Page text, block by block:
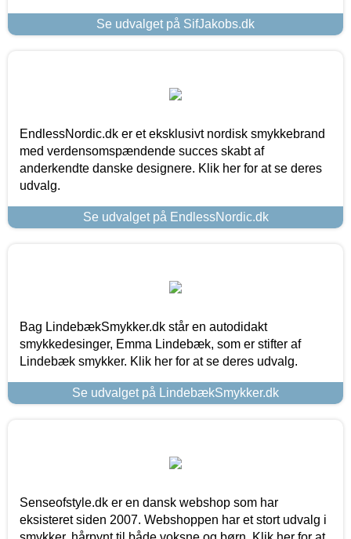
Se udvalget på SifJakobs.dk
EndlessNordic.dk er et eksklusivt nordisk smykkebrand
med verdensomspændende succes skabt af
anderkendte danske designere. Klik her for at se deres
udvalg.
Se udvalget på EndlessNordic.dk
Bag LindebækSmykker.dk står en autodidakt
smykkedesinger, Emma Lindebæk, som er stifter af
Lindebæk smykker. Klik her for at se deres udvalg.
Se udvalget på LindebækSmykker.dk
Senseofstyle.dk er en dansk webshop som har
eksisteret siden 2007. Webshoppen har et stort udvalg i